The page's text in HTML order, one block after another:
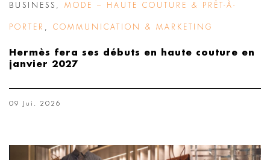
BUSINESS MODE – HAUTE COUTURE & PRÊT-À-
PORTER COMMUNICATION & MARKETING
Hermès fera ses débuts en haute couture en
janvier 2027
09 Jui. 2026